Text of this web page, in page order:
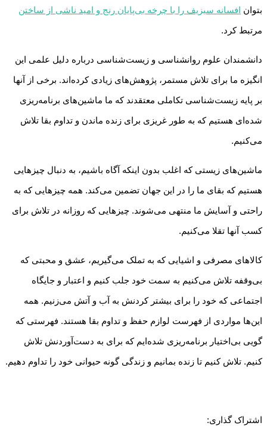
بتوان افسانه سیزیف را با چرخه بی‌پایان رنج و امید ناشی از ساختن
مرتبط کرد.
دانشمندان علوم روانشناسی و زیست‌شناسی درباره دلیل علمی این
انگیزه ما برای تلاش مستمر، پژوهش‌های زیادی کرده‌اند. برخی از آنها
بر پایه زیست‌شناسی تکاملی معتقدند که ما ماشین‌های برنامه‌ریزی
شده‌ای هستیم که به طور غریزی برای زنده ماندن و تداوم بقا تلاش
می‌کنیم.
ماشین‌های زیستی که اغلب بدون اینکه آگاه باشیم، به دنبال چیزهایی
هستیم که بقای ما را در این جهان تضمین می‌کند. همه چیزهایی که به
راحتی و آسایش ما منتهی می‌شوند. چیزهایی که روزانه در تلاش برای
کسب آنها تقلا می‌کنیم.
کالاهای مصرفی و اشیایی که به تملک می‌گیریم، عشق و محبتی که
بی‌وقفه تلاش می‌کنیم به سمت خود جلب کنیم و اعتبار و جایگاه
اجتماعی که خود را برای بیشتر کردنش به آب و آتش می‌زنیم. همه
این‌ها مواردی از فهرست لوازم حفظ و تداوم بقا هستند. فهرستی که
گویی بی‌اختیار برنامه‌ریزی شده‌ایم که برای به دست‌آوردنش تلاش
کنیم. تلاش کنیم تا زنده بمانیم و زندگی گونه حیوانی خود را تداوم دهیم.
اشتراک گذاری: